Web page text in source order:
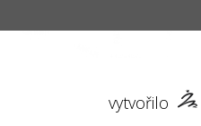
vytvořilo